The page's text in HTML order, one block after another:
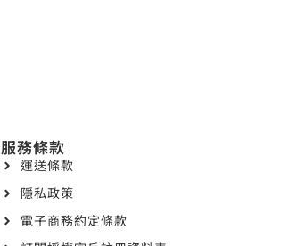
服務條款
運送條款
隱私政策
電子商務約定條款